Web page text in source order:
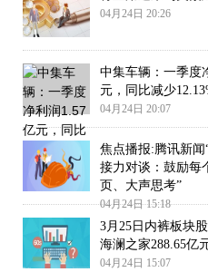
04月24日 20:26
中集车辆：一季度
元，同比减少
04月24日 20:07
焦点播报:腾讯新闻
接力对谈：鼓励每
页、大声思考”
04月24日 15:18
3月25日内裤板块
海澜之家288.65亿
04月24日 15:07